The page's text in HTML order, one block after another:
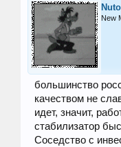
New
большинство
качеством не
идет, значит,
стабилизатор
Соседство с